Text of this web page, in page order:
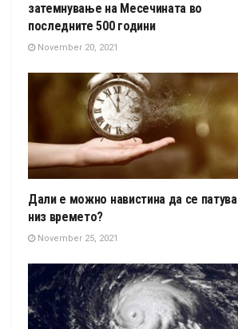
затемнување на Месечината во
последните 500 години
November 20, 2021
Дали е можно навистина да се патува
низ времето?
November 25, 2021